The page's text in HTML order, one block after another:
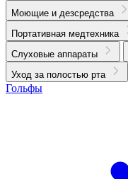
Моющие и дезсредства
Портативная медтехника
Слуховые аппараты
Уход за полостью рта
Гольфы